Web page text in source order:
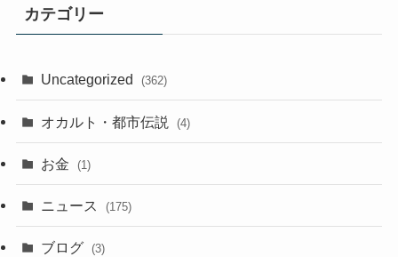
カテゴリー
Uncategorized (362)
オカルト・都市伝説 (4)
お金 (1)
ニュース (175)
ブログ (3)